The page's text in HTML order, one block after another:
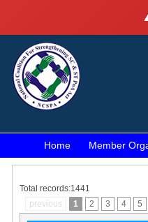
Home Member
Total records:1441
previous
1 2 3 4 5